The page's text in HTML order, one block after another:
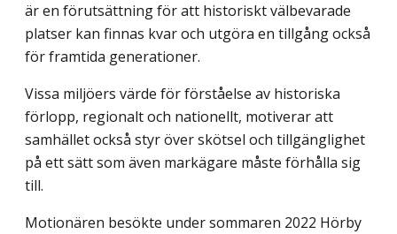
är en förutsättning för att histor­iskt välbevarade
platser kan finnas kvar och utgöra en tillgång också
för framtida generationer.
Vissa miljöers värde för förståelse av historiska
förlopp, regionalt och nationellt, motiverar att
samhället också styr över skötsel och tillgänglighet
på ett sätt som även markägare måste förhålla sig
till.
Motionären besökte under sommaren 2022 Hörby